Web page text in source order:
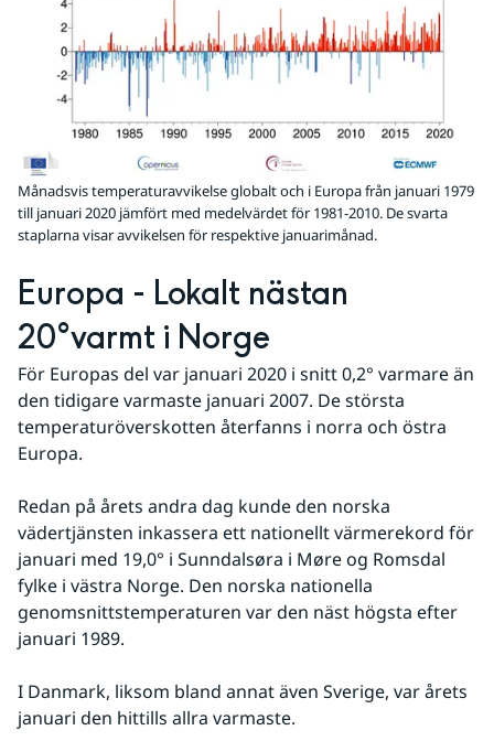
Månadsvis temperaturavvikelse globalt och i Europa från januari 1979
till januari 2020 jämfört med medelvärdet för 1981-2010. De svarta
staplarna visar avvikelsen för respektive januarimånad.
Europa - Lokalt nästan
20°varmt i Norge
För Europas del var januari 2020 i snitt 0,2° varmare än
den tidigare varmaste januari 2007. De största
temperaturöverskotten återfanns i norra och östra
Europa.
Redan på årets andra dag kunde den norska
vädertjänsten inkassera ett nationellt värmerekord för
januari med 19,0° i Sunndalsøra i Møre og Romsdal
fylke i västra Norge. Den norska nationella
genomsnittstemperaturen var den näst högsta efter
januari 1989.
I Danmark, liksom bland annat även Sverige, var årets
januari den hittills allra varmaste.